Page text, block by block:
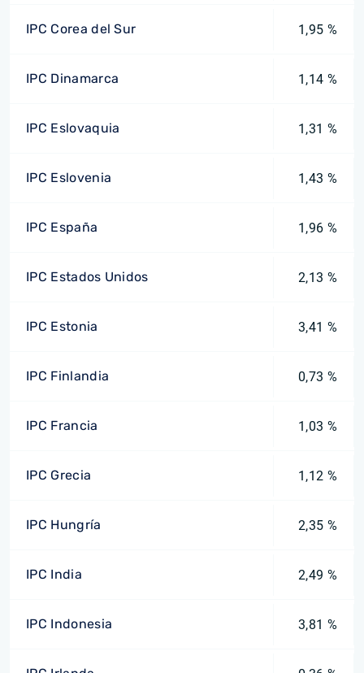
IPC Corea del Sur 1,95 %
IPC Dinamarca 1,14 %
IPC Eslovaquia 1,31 %
IPC Eslovenia 1,43 %
IPC España 1,96 %
IPC Estados Unidos 2,13 %
IPC Estonia 3,41 %
IPC Finlandia 0,73 %
IPC Francia 1,03 %
IPC Grecia 1,12 %
IPC Hungría 2,35 %
IPC India 2,49 %
IPC Indonesia 3,81 %